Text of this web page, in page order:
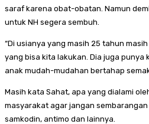
saraf karena obat-obatan. Namun
untuk NH segera sembuh.
“Di usianya yang masih 25 tahun
yang bisa kita lakukan. Dia juga punya
anak mudah-mudahan bertahap
Masih kata Sahat, apa yang dialami
masyarakat agar jangan
samkodin, antimo dan lainnya.